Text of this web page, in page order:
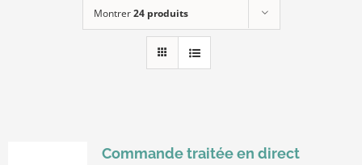
Process
Montrer24 produits
Commande traitée en direct